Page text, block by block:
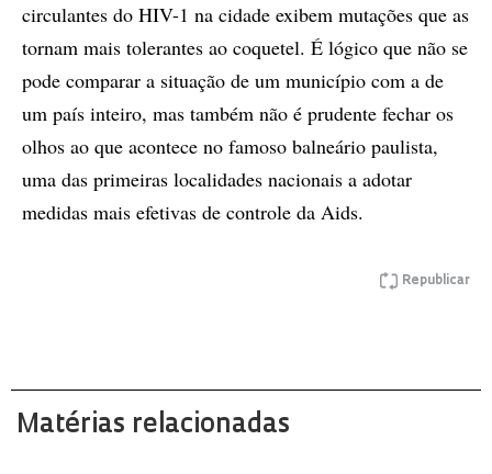
circulantes do HIV-1 na cidade exibem mutações que as
tornam mais tolerantes ao coquetel. É lógico que não se
pode comparar a situação de um município com a de
um país inteiro, mas também não é prudente fechar os
olhos ao que acontece no famoso balneário paulista,
uma das primeiras localidades nacionais a adotar
medidas mais efetivas de controle da Aids.
Republicar